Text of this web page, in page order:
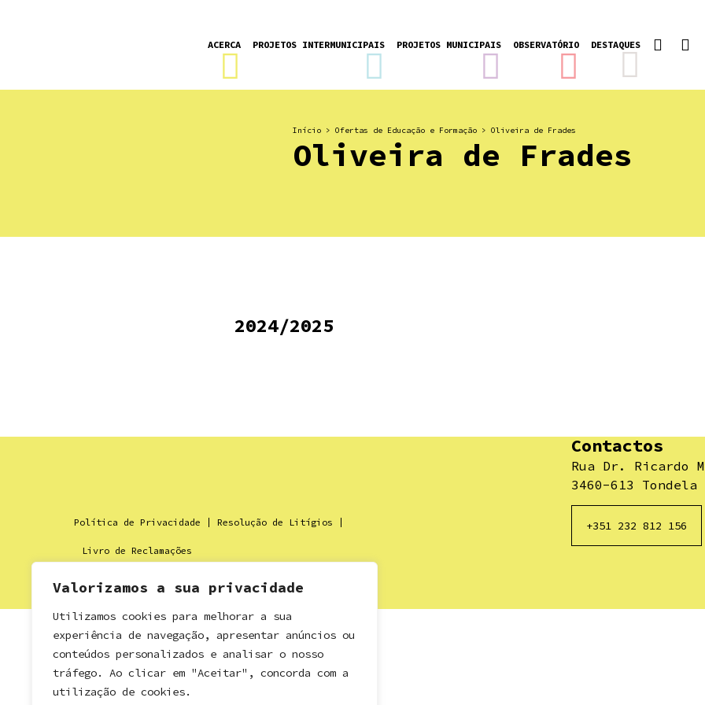
Valorizamos a sua privacidade
Utilizamos cookies para melhorar a sua
experiência de navegação, apresentar anúncios ou
conteúdos personalizados e analisar o nosso
tráfego. Ao clicar em "Aceitar", concorda com a
utilização de cookies.
ACERCA PROJETOS INTERMUNICIPAIS PROJETOS MUNICIPAIS OBSERVATÓRIO DESTAQUES
Início > Ofertas de Educação e Formação > Oliveira de Frades
Oliveira de Frades
2024/2025
Política de Privacidade Resolução de Litígios
Livro de Reclamações
Desenvolvido por
Mixlife
Contactos
Rua Dr. Ricardo
3460-613 Tondela
+351 232 812 156